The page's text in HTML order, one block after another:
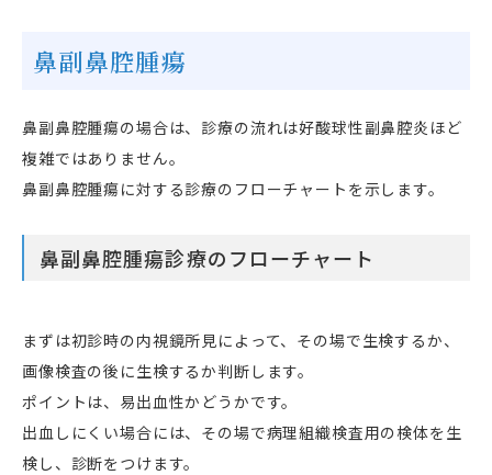
鼻副鼻腔腫瘍
鼻副鼻腔腫瘍の場合は、診療の流れは好酸球性副鼻腔炎ほど
複雑ではありません。
鼻副鼻腔腫瘍に対する診療のフローチャートを示します。
鼻副鼻腔腫瘍診療のフローチャート
まずは初診時の内視鏡所見によって、その場で生検するか、
画像検査の後に生検するか判断します。
ポイントは、易出血性かどうかです。
出血しにくい場合には、その場で病理組織検査用の検体を生
検し、診断をつけます。